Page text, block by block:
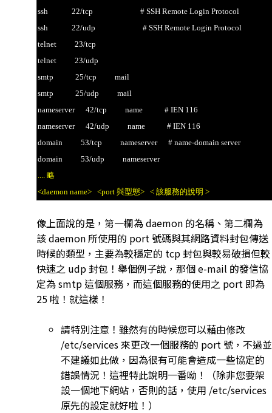
ssh 22/tcp # SSH Remote Login Protocol
ssh 22/udp # SSH Remote Login Protocol
telnet 23/tcp
telnet 23/udp
smtp 25/tcp mail
smtp 25/udp mail
nameserver 42/tcp name # IEN 116
nameserver 42/udp name # IEN 116
domain 53/tcp nameserver # name-domain server
domain 53/udp nameserver
.... 略
<daemon name> <port 與型態> < 該服務的說明 >
像上面說的是，第一欄為 daemon 的名稱、第二欄為
該 daemon 所使用的 port 號碼與其網路資料封包傳送
時候的類型，主要為較穩定的 tcp 封包與較易破損但較
快速之 udp 封包！舉個例子說，那個 e-mail 的發信協
定為 smtp 這個服務，而這個服務的使用之 port 即為
25 啦！就這樣！
請特別注意！雖然有的時候您可以藉由修改
/etc/services 來更改一個服務的 port 號，不過並
不建議如此做，因為很有可能會造成一些協定的
錯誤情況！這裡特此說明一番呦！（除非您要架
設一個地下網站，否則的話，使用 /etc/services
原先的設定就好啦！）